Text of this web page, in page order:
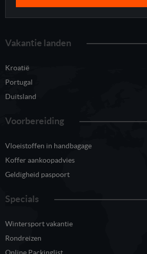
Vakantie landen
Kroatië
Portugal
Duitsland
Voorbereiding
Vloeistoffen in handbagage
Koffer aankoopadvies
Geldigheid paspoort
Specials
Wintersport vakantie
Rondreizen